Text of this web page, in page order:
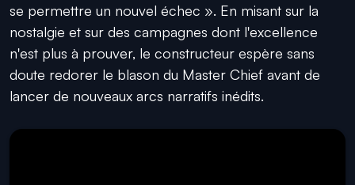
se permettre un nouvel échec ». En misant sur la
nostalgie et sur des campagnes dont l'excellence
n'est plus à prouver, le constructeur espère sans
doute redorer le blason du Master Chief avant de
lancer de nouveaux arcs narratifs inédits.